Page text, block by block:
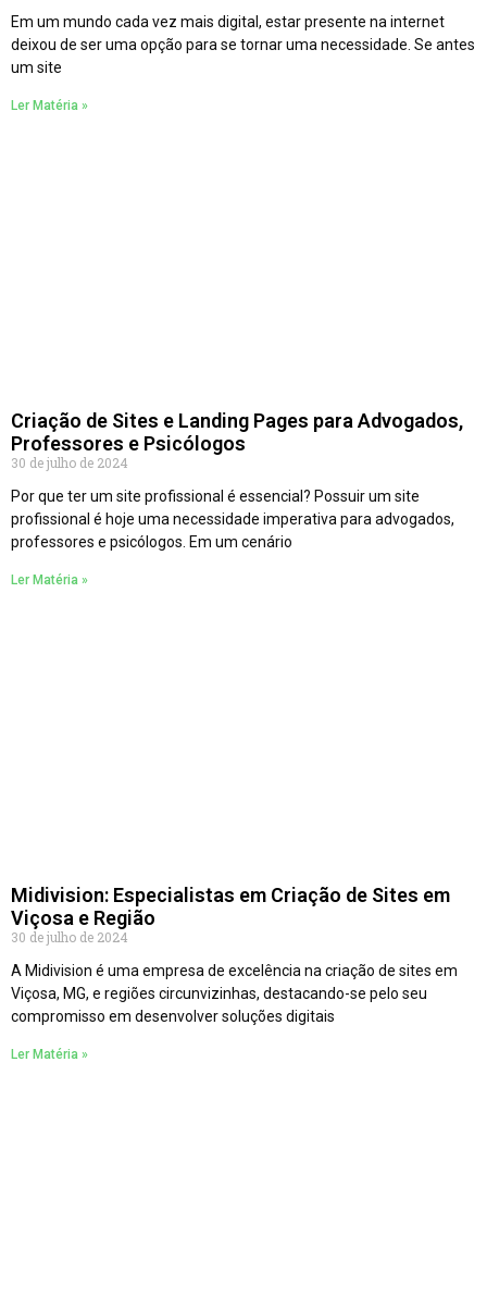
Em um mundo cada vez mais digital, estar presente na internet
deixou de ser uma opção para se tornar uma necessidade. Se antes
um site
Ler Matéria »
Criação de Sites e Landing Pages para Advogados,
Professores e Psicólogos
30 de julho de 2024
Por que ter um site profissional é essencial? Possuir um site
profissional é hoje uma necessidade imperativa para advogados,
professores e psicólogos. Em um cenário
Ler Matéria »
Midivision: Especialistas em Criação de Sites em
Viçosa e Região
30 de julho de 2024
A Midivision é uma empresa de excelência na criação de sites em
Viçosa, MG, e regiões circunvizinhas, destacando-se pelo seu
compromisso em desenvolver soluções digitais
Ler Matéria »